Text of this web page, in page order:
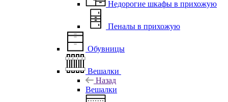
Недорогие шкафы в прихожую
Пеналы в прихожую
Обувницы
Вешалки
Назад
Вешалки